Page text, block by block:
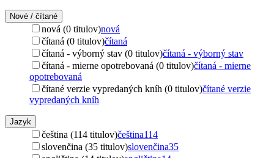
Nové / čítané
nová (0 titulov)nová
čítaná (0 titulov)čítaná
čítaná - výborný stav (0 titulov)čítaná - výborný stav
čítaná - mierne opotrebovaná (0 titulov)čítaná - mierne
opotrebovaná
čítané verzie vypredaných kníh (0 titulov)čítané verzie
vypredaných kníh
Jazyk
čeština (114 titulov)čeština114
slovenčina (35 titulov)slovenčina35